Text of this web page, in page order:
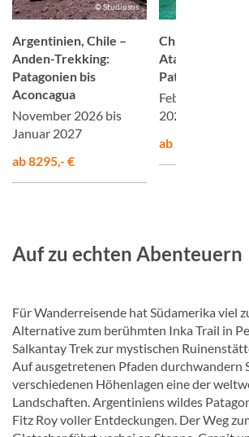
© Studiosus
Argentinien, Chile –
Anden-Trekking:
Patagonien bis
Aconcagua
November 2026 bis
Januar 2027
ab 8295,- €
Chile – Trekking:
Atacama Wüste
Patagonien
Februar bis
2026
ab 5995,- €
Auf zu echten Abenteuern
Für Wanderreisende hat Südamerika viel
Alternative zum berühmten Inka Trail in
Salkantay Trek zur mystischen
Auf ausgetretenen Pfaden durchwandern
verschiedenen Höhenlagen eine der
Landschaften. Argentiniens wildes
Fitz Roy voller Entdeckungen. Der Weg